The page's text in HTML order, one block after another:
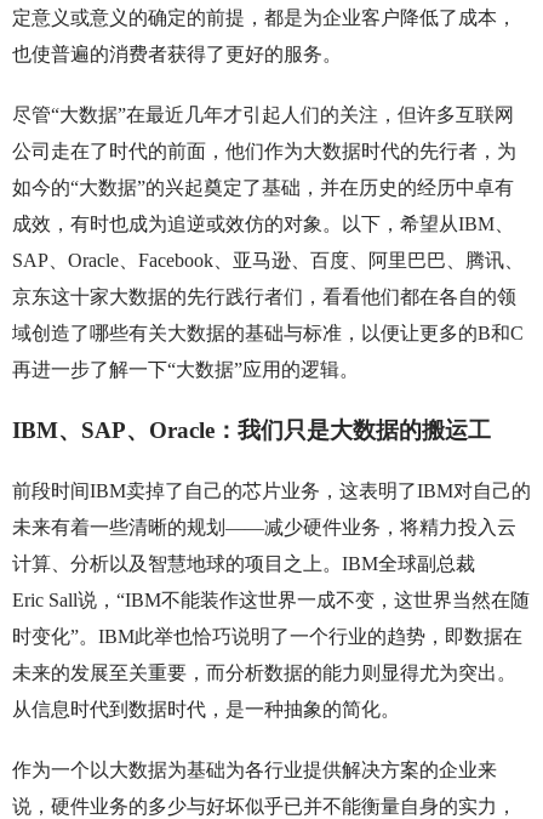
定意义或意义的确定的前提，都是为企业客户降低了成本，
也使普遍的消费者获得了更好的服务。
尽管“大数据”在最近几年才引起人们的关注，但许多互联网
公司走在了时代的前面，他们作为大数据时代的先行者，为
如今的“大数据”的兴起奠定了基础，并在历史的经历中卓有
成效，有时也成为追逆或效仿的对象。以下，希望从IBM、
SAP、Oracle、Facebook、亚马逊、百度、阿里巴巴、腾讯、
京东这十家大数据的先行践行者们，看看他们都在各自的领
域创造了哪些有关大数据的基础与标准，以便让更多的B和C
再进一步了解一下“大数据”应用的逻辑。
IBM、SAP、Oracle：我们只是大数据的搬运工
前段时间IBM卖掉了自己的芯片业务，这表明了IBM对自己的
未来有着一些清晰的规划——减少硬件业务，将精力投入云
计算、分析以及智慧地球的项目之上。IBM全球副总裁
Eric Sall说，“IBM不能装作这世界一成不变，这世界当然在随
时变化”。IBM此举也恰巧说明了一个行业的趋势，即数据在
未来的发展至关重要，而分析数据的能力则显得尤为突出。
从信息时代到数据时代，是一种抽象的简化。
作为一个以大数据为基础为各行业提供解决方案的企业来
说，硬件业务的多少与好坏似乎已并不能衡量自身的实力，